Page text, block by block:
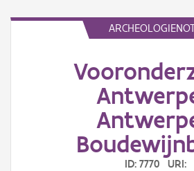
ID: 7770 URI: